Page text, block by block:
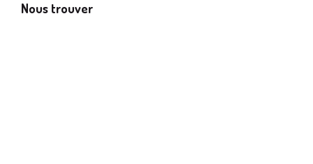
Nous trouver